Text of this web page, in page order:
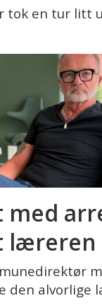
tok en tur litt
med
den alvorlige